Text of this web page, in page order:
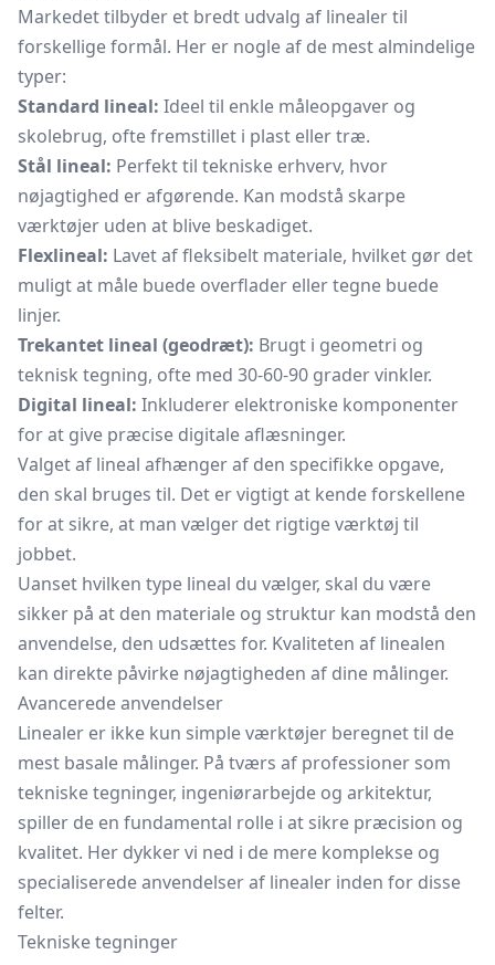
Markedet tilbyder et bredt udvalg af linealer til
forskellige formål. Her er nogle af de mest almindelige
typer:
Standard lineal: Ideel til enkle måleopgaver og
skolebrug, ofte fremstillet i plast eller træ.
Stål lineal: Perfekt til tekniske erhverv, hvor
nøjagtighed er afgørende. Kan modstå skarpe
værktøjer uden at blive beskadiget.
Flexlineal: Lavet af fleksibelt materiale, hvilket gør det
muligt at måle buede overflader eller tegne buede
linjer.
Trekantet lineal (geodræt): Brugt i geometri og
teknisk tegning, ofte med 30-60-90 grader vinkler.
Digital lineal: Inkluderer elektroniske komponenter
for at give præcise digitale aflæsninger.
Valget af lineal afhænger af den specifikke opgave,
den skal bruges til. Det er vigtigt at kende forskellene
for at sikre, at man vælger det rigtige værktøj til
jobbet.
Uanset hvilken type lineal du vælger, skal du være
sikker på at den materiale og struktur kan modstå den
anvendelse, den udsættes for. Kvaliteten af linealen
kan direkte påvirke nøjagtigheden af dine målinger.
Avancerede anvendelser
Linealer er ikke kun simple værktøjer beregnet til de
mest basale målinger. På tværs af professioner som
tekniske tegninger, ingeniørarbejde og arkitektur,
spiller de en fundamental rolle i at sikre præcision og
kvalitet. Her dykker vi ned i de mere komplekse og
specialiserede anvendelser af linealer inden for disse
felter.
Tekniske tegninger